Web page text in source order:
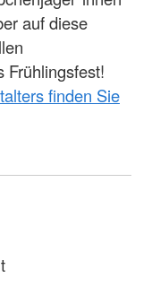
auf diese
Frühlingsfest!
finden Sie